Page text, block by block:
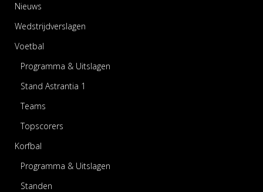
Nieuws
Wedstrijdverslagen
Voetbal
Programma & Uitslagen
Stand Astrantia 1
Teams
Topscorers
Korfbal
Programma & Uitslagen
Standen